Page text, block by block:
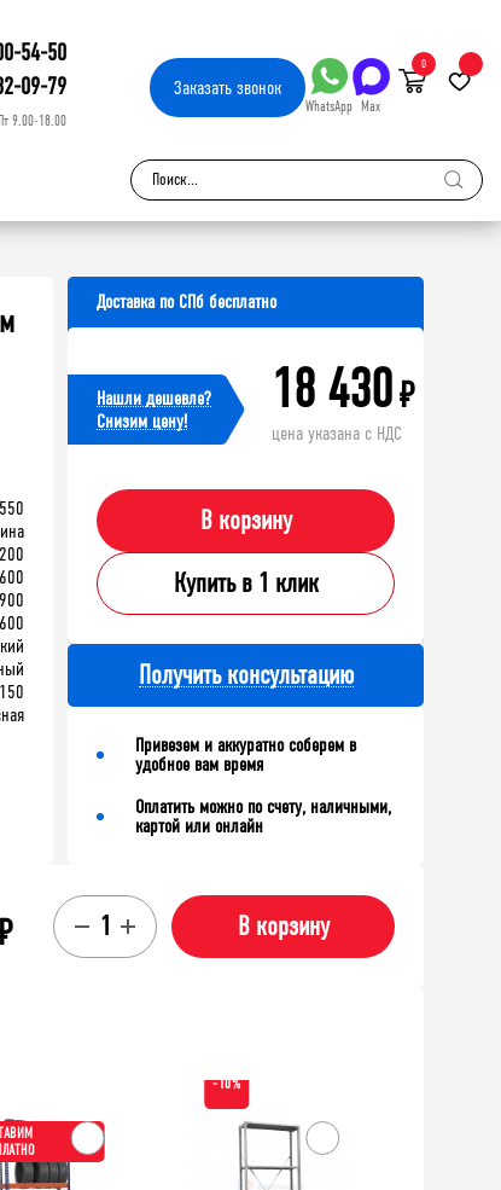
54-50
09-79
9.00-18.00
Заказатьзвонок
WhatsApp Max
0
550
200
900
600
150
Доставка по СПб бесплатно
Нашли дешевле?
Cнизим цену!
18 430₽
цена указана с НДС
В корзину
Купить в 1 клик
Получить консультацию
Привезем и аккуратно соберем в
удобное вам время
Оплатить можно по счету, наличными,
картой или онлайн
В корзину
-10%